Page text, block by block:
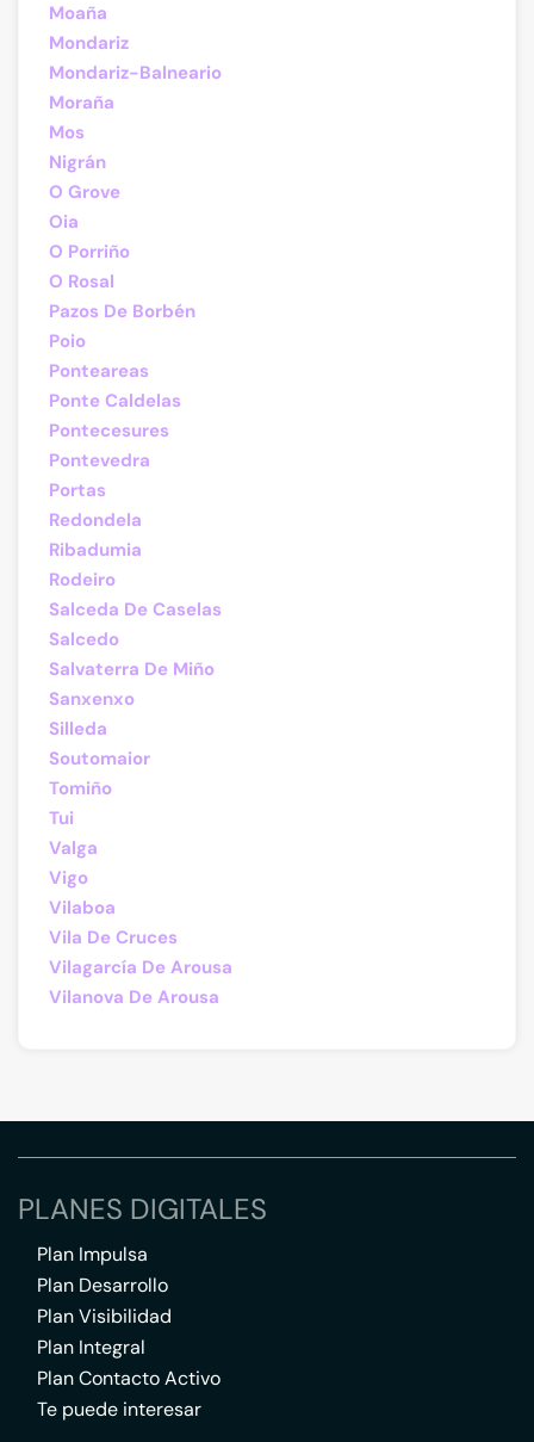
Moaña
Mondariz
Mondariz-Balneario
Moraña
Mos
Nigrán
O Grove
Oia
O Porriño
O Rosal
Pazos De Borbén
Poio
Ponteareas
Ponte Caldelas
Pontecesures
Pontevedra
Portas
Redondela
Ribadumia
Rodeiro
Salceda De Caselas
Salcedo
Salvaterra De Miño
Sanxenxo
Silleda
Soutomaior
Tomiño
Tui
Valga
Vigo
Vilaboa
Vila De Cruces
Vilagarcía De Arousa
Vilanova De Arousa
PLANES DIGITALES
Plan Impulsa
Plan Desarrollo
Plan Visibilidad
Plan Integral
Plan Contacto Activo
Te puede interesar